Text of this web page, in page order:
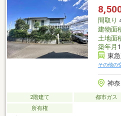
やお仕事帰りの見学も歓迎♪◆年中
【みなとみらい線「日本大通」駅
学は「見学」ボタンをクリック】
間取り
建物面
土地面
築年月
東
その他の
神
2階建て 都市ガス
所有権